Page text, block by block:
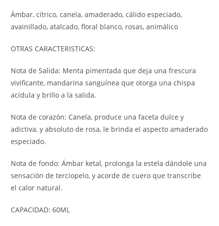
Ámbar, cítrico, canela, amaderado, cálido especiado,
avainillado, atalcado, floral blanco, rosas, animálico
OTRAS CARACTERISTICAS:
Nota de Salida: Menta pimentada que deja una frescura
vivificante, mandarina sanguínea que otorga una chispa
acídula y brillo a la salida.
Nota de corazón: Canela, produce una faceta dulce y
adictiva, y absoluto de rosa, le brinda el aspecto amaderado
especiado.
Nota de fondo: Ámbar ketal, prolonga la estela dándole una
sensación de terciopelo, y acorde de cuero que transcribe
el calor natural.
CAPACIDAD: 60ML